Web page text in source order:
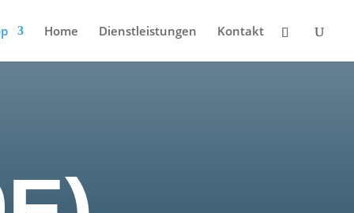
Home Dienstleistungen Kontakt